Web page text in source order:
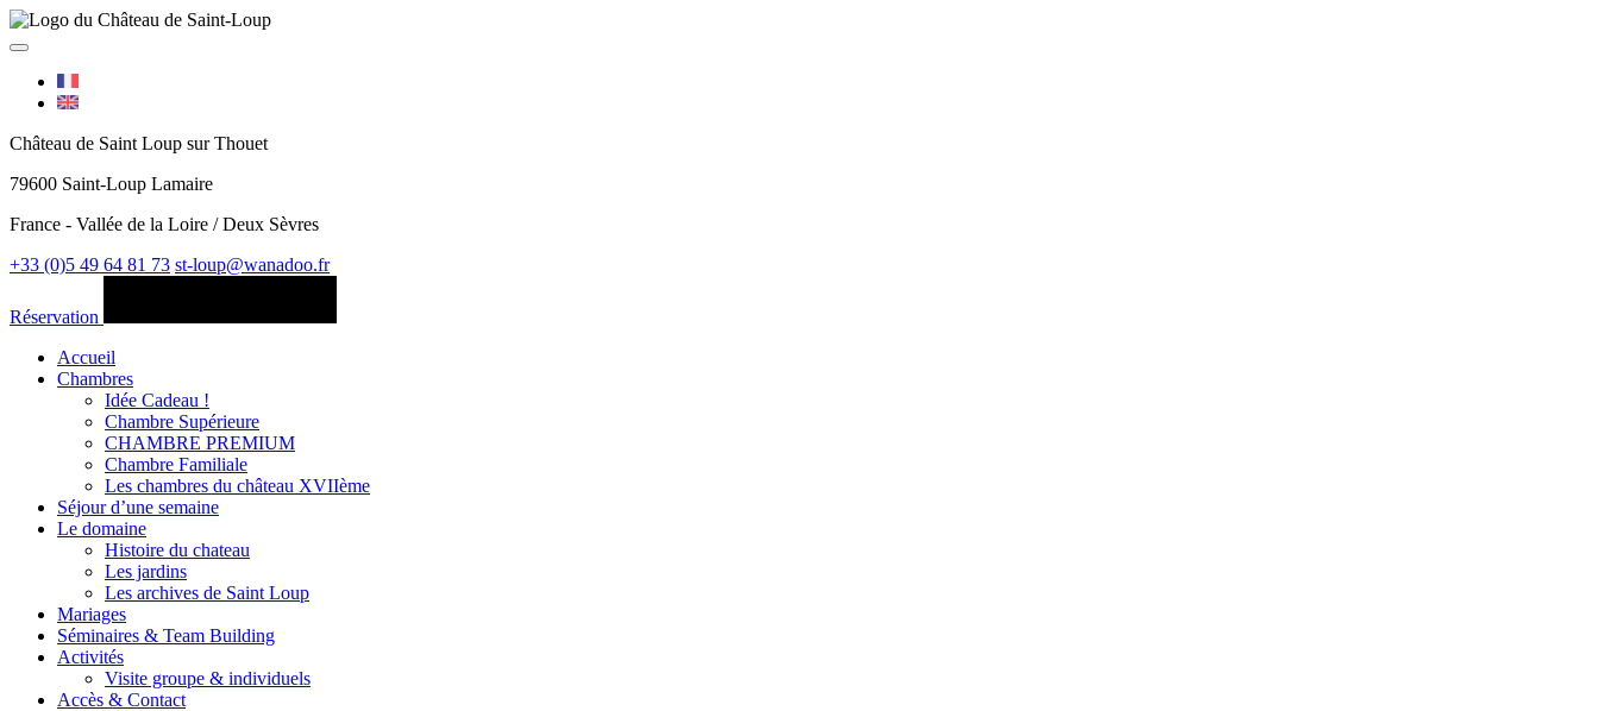
Château de Saint Loup sur Thouet
79600 Saint-Loup Lamaire
France - Vallée de la Loire / Deux Sèvres
+33 (0)5 49 64 81 73 st-loup@wanadoo.fr
Réservation
Accueil
Chambres
Idée Cadeau !
Chambre Supérieure
CHAMBRE PREMIUM
Chambre Familiale
Les chambres du château XVIIème
Séjour d’une semaine
Le domaine
Histoire du chateau
Les jardins
Les archives de Saint Loup
Mariages
Séminaires & Team Building
Activités
Visite groupe & individuels
Accès & Contact